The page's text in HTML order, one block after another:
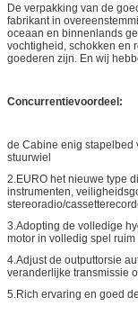
De verpakking van de
fabrikant in
oceaan en binnenlands
vochtigheid, schokken en
goederen zijn. En wij
Concurrentievoordeel:
de Cabine enig stapelbed
stuurwiel
2.EURO het nieuwe type
instrumenten,
stereoradio/
3.Adopting de volledige
motor in volledig spel
4.Adjust de outputtorsie
veranderlijke transmissie
5.Rich ervaring en goed